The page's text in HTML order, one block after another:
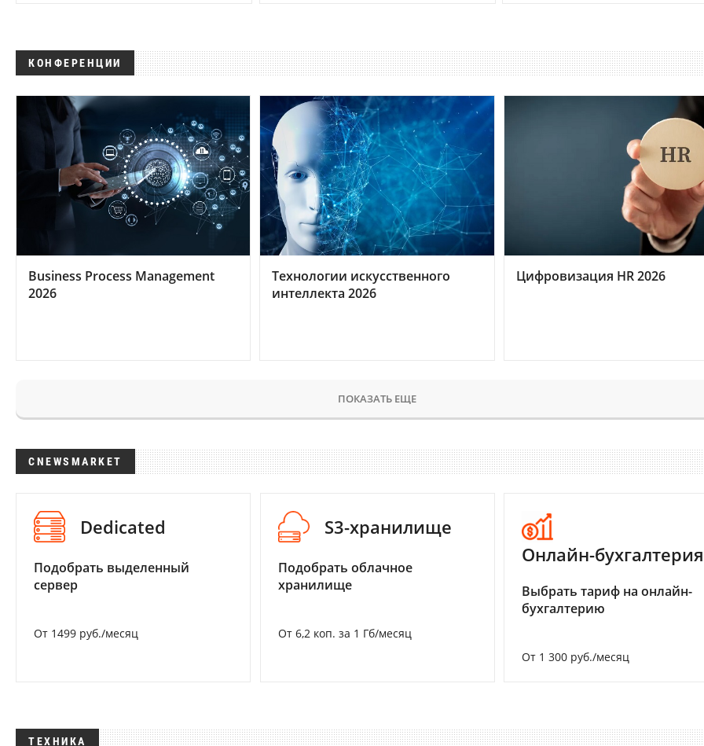
КОНФЕРЕНЦИИ
Business Process Management
2026
Технологии искусственного
интеллекта 2026
Цифровизация HR 2026
ПОКАЗАТЬ ЕЩЕ
CNEWSMARKET
Dedicated
Подобрать выделенный
сервер
От 1499 руб./месяц
S3-хранилище
Подобрать облачное
хранилище
От 6,2 коп. за 1 Гб/месяц
Онлайн-бухгалтерия
Выбрать тариф на онлайн-
бухгалтерию
От 1 300 руб./месяц
ТЕХНИКА